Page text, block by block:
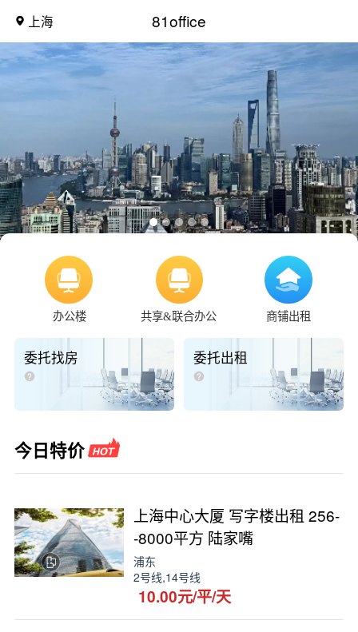
上海 81office
办公楼 共享&联合办公 商铺出租
委托找房 委托出租
今日特价
上海中心大厦 写字楼出租 256-
-8000平方 陆家嘴
浦东
2号线,14号线
10.00元/平/天